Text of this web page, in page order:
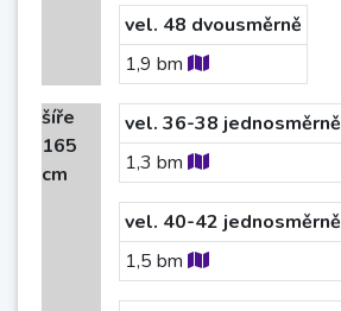
vel. 48 dvousměrně
1,9 bm
šíře
165
cm
vel. 36-38 jednosměrně
1,3 bm
vel. 40-42 jednosměrně
1,5 bm